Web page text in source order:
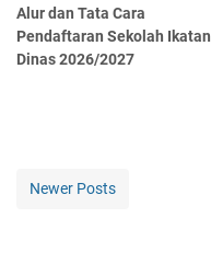
Alur dan Tata Cara
Pendaftaran Sekolah Ikatan
Dinas 2026/2027
Newer Posts